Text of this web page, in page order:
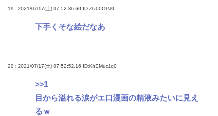
19 : 2021/07/17(土) 07:52:36.60 ID:Z/z00OPJ0
下手くそな絵だなあ
20 : 2021/07/17(土) 07:52:52.16 ID:KhEMuc1q0
>>1
目から溢れる涙がエ口漫画の精液みたいに見え
るｗ